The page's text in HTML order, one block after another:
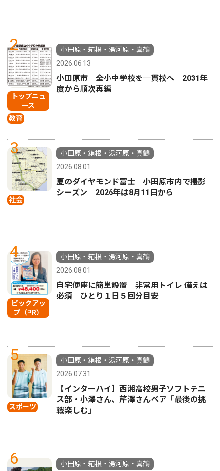
2
トップニュ
ース
教育
小田原・箱根・湯河原・真鶴
2026.06.13
小田原市 全小中学校を一貫校へ 2031年
度から順次再編
3
社会
小田原・箱根・湯河原・真鶴
2026.08.01
夏のダイヤモンド富士 小田原市内で撮影
シーズン 2026年は8月11日から
4
ピックアッ
プ（PR）
小田原・箱根・湯河原・真鶴
2026.08.01
自宅便座に簡単設置 非常用トイレ 備えは
必須 ひとり１日５回分目安
5
スポーツ
小田原・箱根・湯河原・真鶴
2026.07.31
【インターハイ】西湘高校男子ソフトテニ
ス部・小澤さん、芹澤さんペア「最後の挑
戦楽しむ」
6
小田原・箱根・湯河原・真鶴